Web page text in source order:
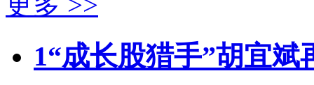
1“成长股猎手”胡宜斌